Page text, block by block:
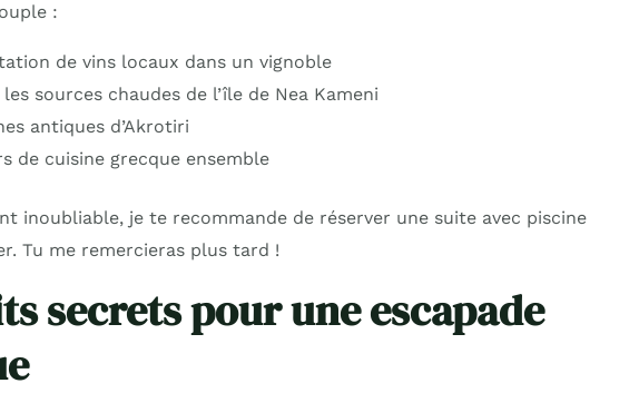
:
de vins locaux dans un vignoble
sources chaudes de l’île de Nea Kameni
antiques d’Akrotiri
de cuisine grecque ensemble
inoubliable, je te recommande de réserver une suite avec piscine
Tu me remercieras plus tard !
secrets pour une escapade